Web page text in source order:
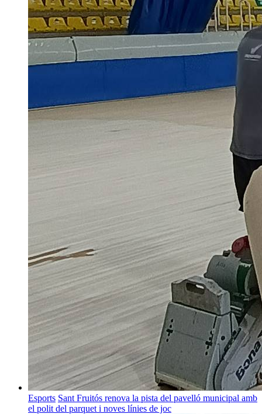
Esports Sant Fruitós renova la pista del pavelló municipal amb
el polit del parquet i noves línies de joc